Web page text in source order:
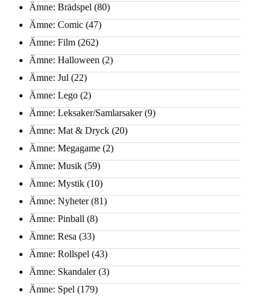
Ämne: Brädspel (80)
Ämne: Comic (47)
Ämne: Film (262)
Ämne: Halloween (2)
Ämne: Jul (22)
Ämne: Lego (2)
Ämne: Leksaker/Samlarsaker(9)
Ämne: Mat & Dryck (20)
Ämne: Megagame (2)
Ämne: Musik (59)
Ämne: Mystik (10)
Ämne: Nyheter(81)
Ämne: Pinball (8)
Ämne: Resa (33)
Ämne: Rollspel (43)
Ämne: Skandaler(3)
Ämne: Spel (179)